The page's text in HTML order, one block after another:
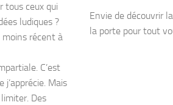
tous ceux qui
ludiques ?
moins récent à
C’est
Mais
Des
Envie de découvrir
la porte pour tout